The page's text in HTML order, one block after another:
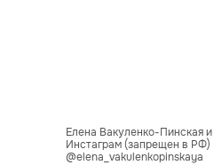
Елена Вакуленко-Пинская
Инстаграм (запрещен в РФ)
@elena_vakulenkopinskaya